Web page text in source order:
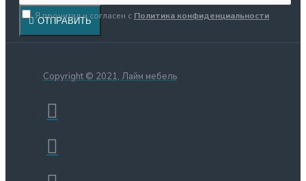
ОТПРАВИТЬ
Я прочитал и согласен с Политика конфиденциальности
Copyright © 2021, Лайм мебель